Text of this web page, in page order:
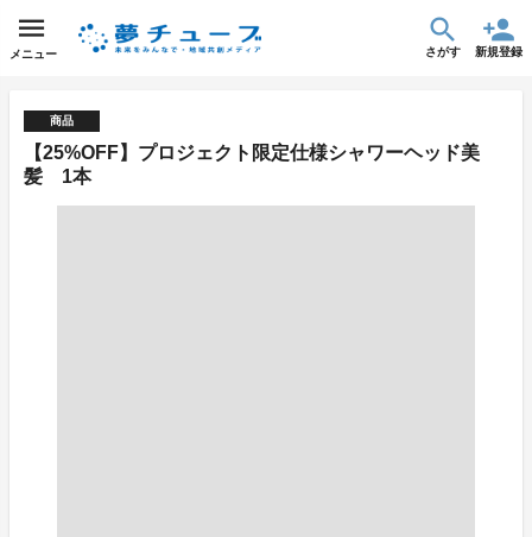
メニュー さがす 新規登録
商品
【25%OFF】プロジェクト限定仕様シャワーヘッド美
髪 1本